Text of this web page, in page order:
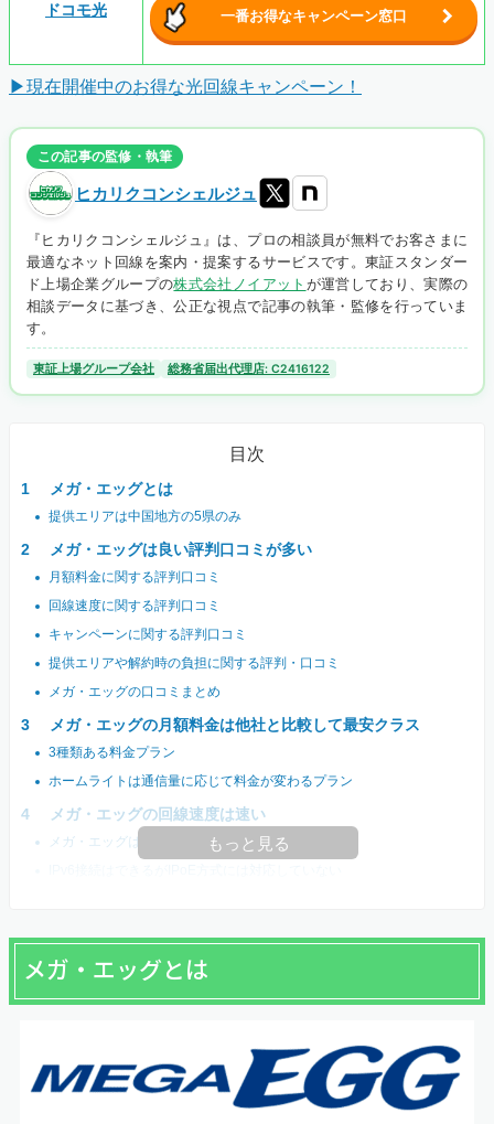
ドコモ光 一番お得なキャンペーン窓口
▶現在開催中のお得な光回線キャンペーン！
この記事の監修・執筆
ヒカリクコンシェルジュ
『ヒカリクコンシェルジュ』は、プロの相談員が無料でお客さまに
最適なネット回線を案内・提案するサービスです。東証スタンダー
ド上場企業グループの株式会社ノイアット が運営しており、実際の
相談データに基づき、公正な視点で記事の執筆・監修を行っていま
す。
東証上場グループ会社 総務省届出代理店: C2416122
目次
メガ・エッグとは
提供エリアは中国地方の5県のみ
メガ・エッグは良い評判口コミが多い
月額料金に関する評判口コミ
回線速度に関する評判口コミ
キャンペーンに関する評判口コミ
提供エリアや解約時の負担に関する評判・口コミ
メガ・エッグの口コミまとめ
メガ・エッグの月額料金は他社と比較して最安クラス
3種類ある料金プラン
ホームライトは通信量に応じて料金が変わるプラン
メガ・エッグの回線速度は速い
メガ・エッグは独自回線だから速い
もっと見る
メガ・エッグとは